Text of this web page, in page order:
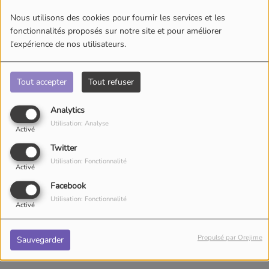
Nous utilisons des cookies pour fournir les services et les
fonctionnalités proposés sur notre site et pour améliorer
l'expérience de nos utilisateurs.
Tout accepter Tout refuser
Analytics
Activé
Utilisation: Analyse
Twitter
Activé
Utilisation: Fonctionnalité
Facebook
Activé
Utilisation: Fonctionnalité
Sauvegarder Propulsé par Orejime
15 mars 2026
Écouter le podcast